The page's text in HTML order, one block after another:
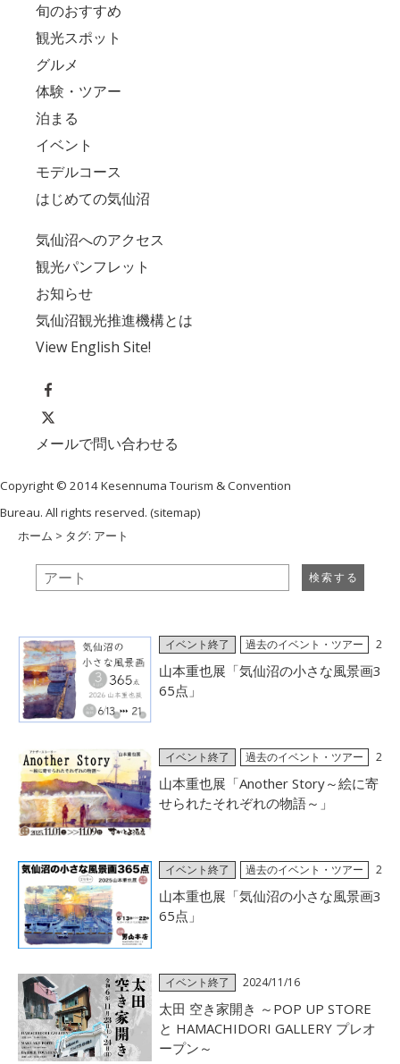
旬のおすすめ
観光スポット
グルメ
体験・ツアー
泊まる
イベント
モデルコース
はじめての気仙沼
気仙沼へのアクセス
観光パンフレット
お知らせ
気仙沼観光推進機構とは
View English Site!
メールで問い合わせる
Copyright © 2014 Kesennuma Tourism & Convention
Bureau. All rights reserved. (sitemap)
ホーム > タグ: アート
イベント終了 過去のイベント・ツアー
2
山本重也展「気仙沼の小さな風景画3
65点」
イベント終了 過去のイベント・ツアー
2
山本重也展「Another Story～絵に寄
せられたそれぞれの物語～」
イベント終了 過去のイベント・ツアー
2
山本重也展「気仙沼の小さな風景画3
65点」
イベント終了 2024/11/16
太田 空き家開き ～POP UP STORE
と HAMACHIDORI GALLERY プレオ
ープン～